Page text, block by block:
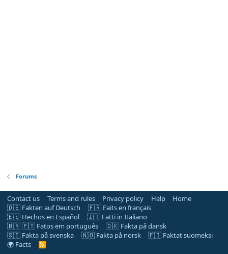
Forums
Contact us Terms and rules Privacy policy Help
Home
🇩🇪 Fakten auf Deutsch
🇫🇷 Faits en français
🇪🇸 Hechos en Español
🇮🇹 Fatti in Italiano
🇧🇷 🇵🇹 Fatos em português
🇩🇰 Fakta på dansk
🇸🇪 Fakta på svenska
🇳🇴 Fakta på norsk
🇫🇮 Faktat suomeksi
🌍 Facts
R